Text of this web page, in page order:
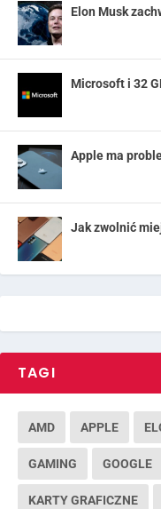
Elon Musk
Microsoft i 32
Apple ma
Jak zwolnić
TAGI
AMD APPLE
GAMING GOOGLE
KARTY GRAFICZNE